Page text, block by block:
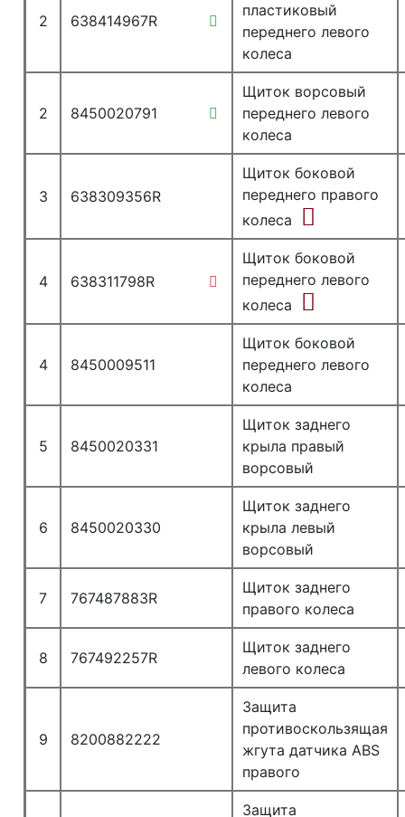
2 638414967R
пластиковый
переднего левого
колеса
2 8450020791
Щиток ворсовый
переднего левого
колеса
3 638309356R
Щиток боковой
переднего правого
колеса
4 638311798R
Щиток боковой
переднего левого
колеса
4 8450009511
Щиток боковой
переднего левого
колеса
5 8450020331
Щиток заднего
крыла правый
ворсовый
6 8450020330
Щиток заднего
крыла левый
ворсовый
7 767487883R
Щиток заднего
правого колеса
8 767492257R
Щиток заднего
левого колеса
9 8200882222
Защита
противоскользящая
жгута датчика ABS
правого
Защита